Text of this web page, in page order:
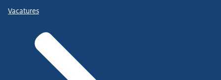
Vacatures